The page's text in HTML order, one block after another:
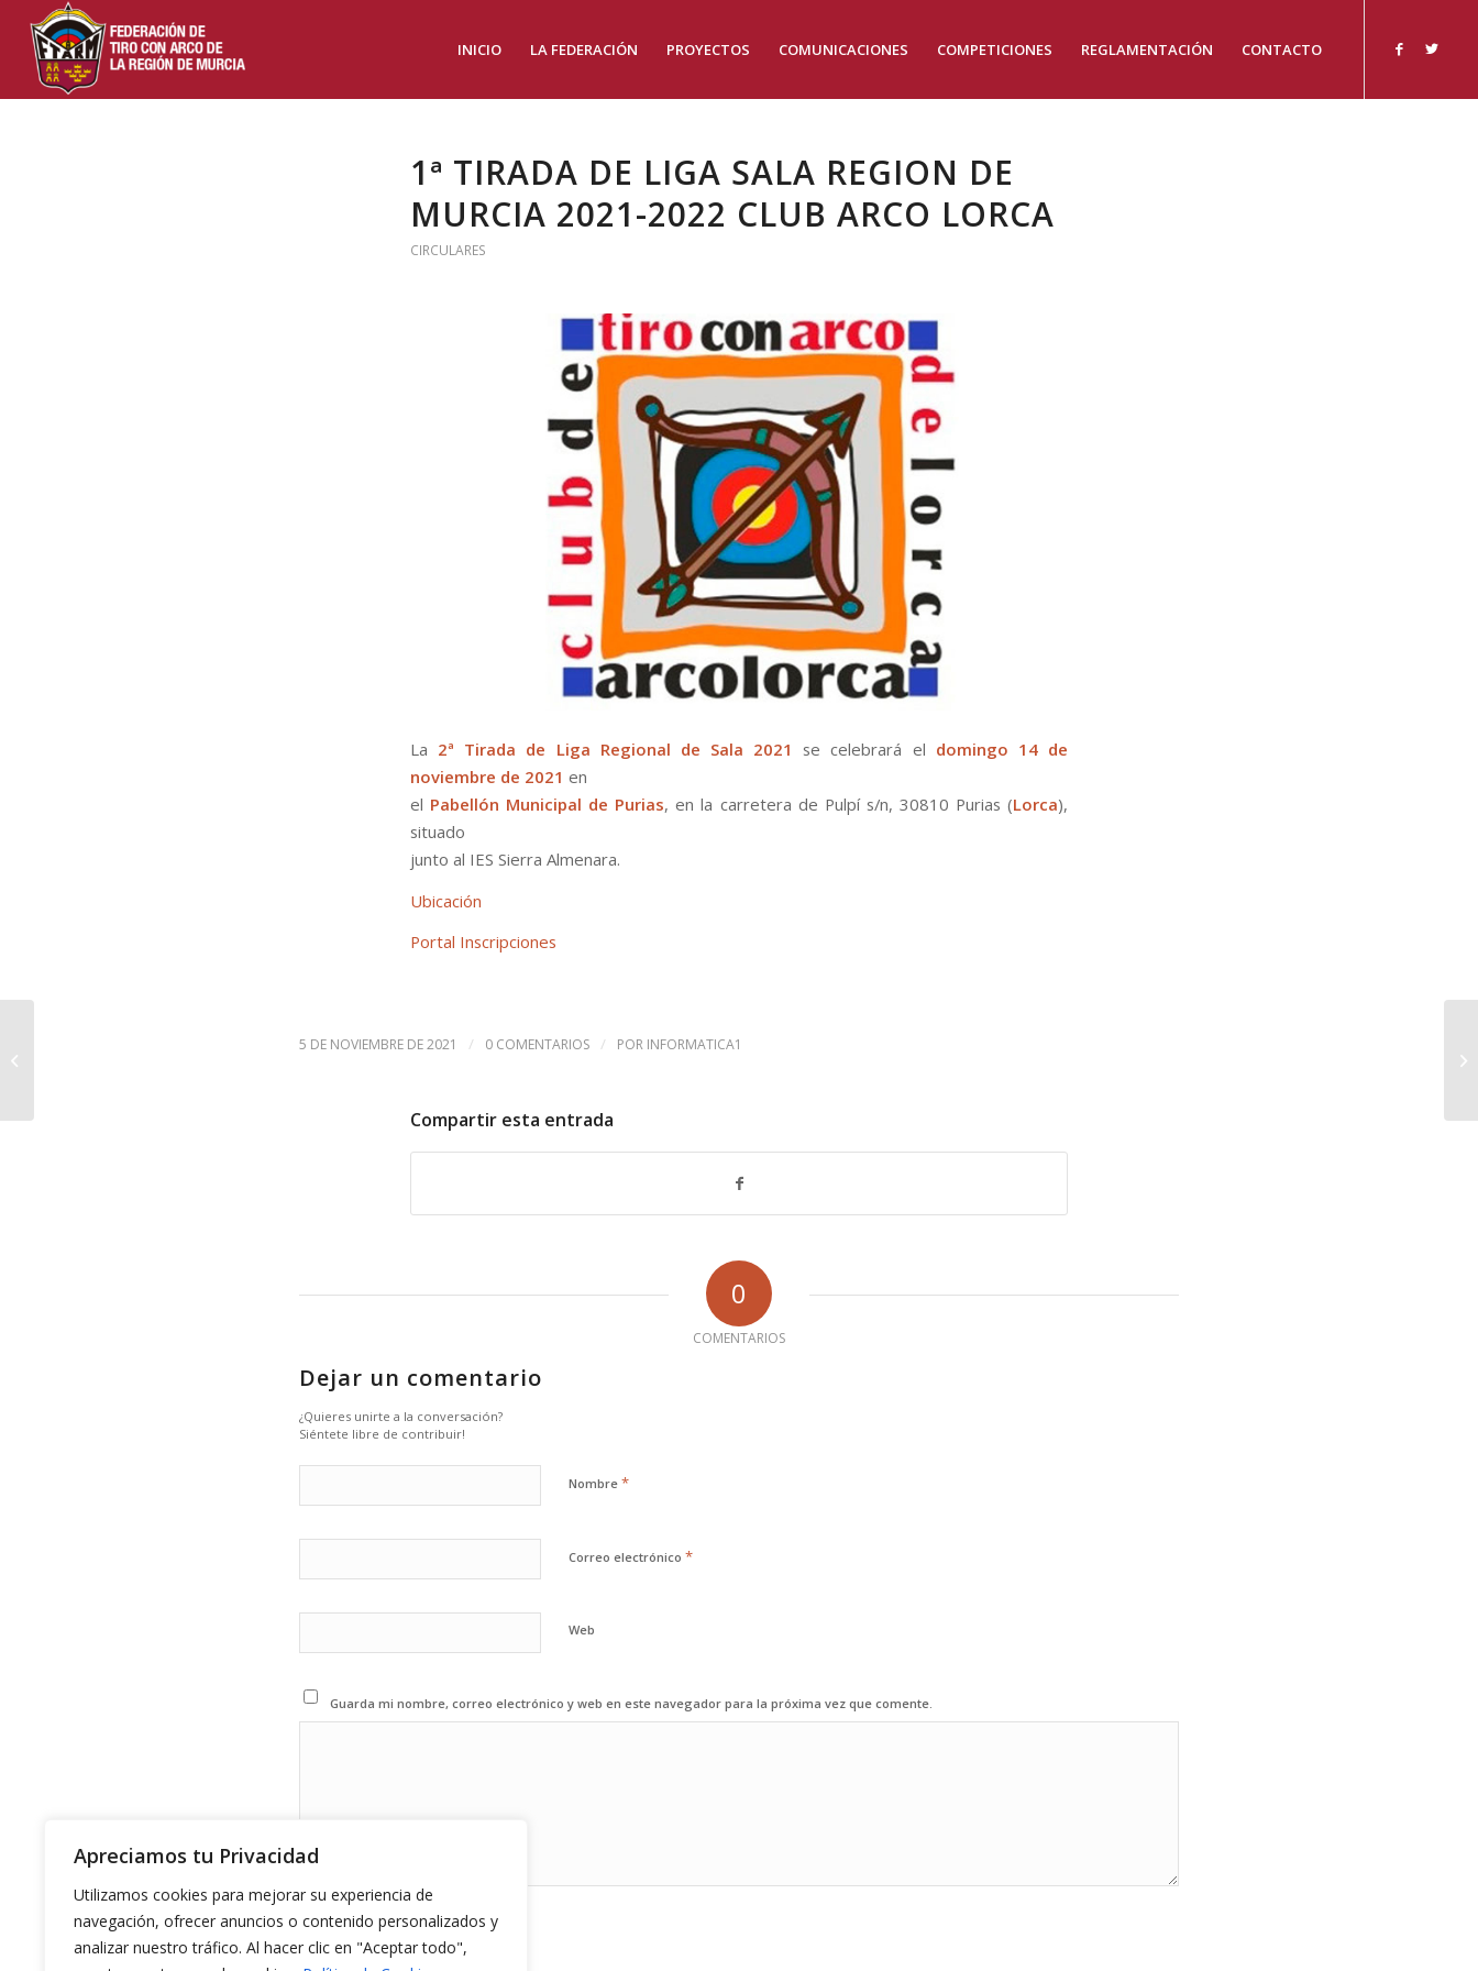
Apreciamos tu Privacidad
Utilizamos cookies para mejorar su experiencia de
navegación, ofrecer anuncios o contenido personalizados y
analizar nuestro tráfico. Al hacer clic en "Aceptar todo",
INICIO LA FEDERACIÓN PROYECTOS COMUNICACIONES COMPETICIONES REGLAMENTACIÓN CONTACTO
1ª TIRADA DE LIGA SALA REGION DE
MURCIA 2021-2022 CLUB ARCO LORCA
CIRCULARES
La 2ª Tirada de Liga Regional de Sala 2021 se celebrará el domingo 14 de
noviembre de 2021 en
el Pabellón Municipal de Purias, en la carretera de Pulpí s/n, 30810 Purias (Lorca),
situado
junto al IES Sierra Almenara.
Ubicación
Portal Inscripciones
5 DE NOVIEMBRE DE 2021 / 0 COMENTARIOS / POR INFORMATICA1
Compartir esta entrada
0
COMENTARIOS
Dejar un comentario
¿Quieres unirte a la conversación?
Siéntete libre de contribuir!
Nombre *
Correo electrónico *
Web
Guarda mi nombre, correo electrónico y web en este navegador para la próxima vez que comente.